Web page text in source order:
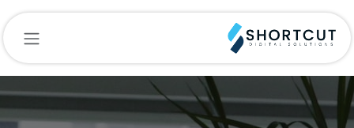
تخطي للذهاب إلى المحتوى